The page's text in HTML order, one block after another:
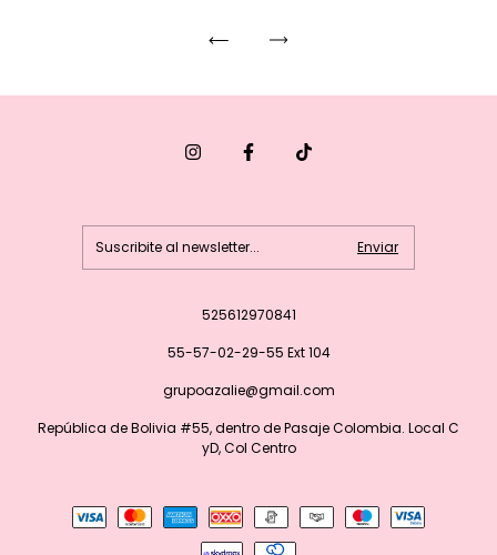
525612970841
55-57-02-29-55 Ext 104
grupoazalie@gmail.com
República de Bolivia #55, dentro de Pasaje Colombia. Local C
yD, Col Centro